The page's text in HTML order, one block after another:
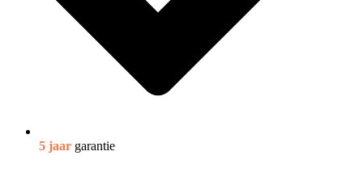
5 jaar garantie